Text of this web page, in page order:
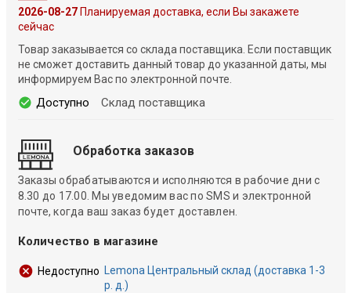
2026-08-27Планируемая доставка, если Вы закажете
сейчас
Товар заказывается со склада поставщика. Если поставщик
не сможет доставить данный товар до указанной даты, мы
информируем Вас по электронной почте.
Доступно Склад поставщика
Обработка заказов
Заказы обрабатываются и исполняются в рабочие дни с
8.30 до 17.00. Мы уведомим вас по SMS и электронной
почте, когда ваш заказ будет доставлен.
Количество в магазине
Недоступно
Lemona Центральный склад (доставка 1-3
р. д.)